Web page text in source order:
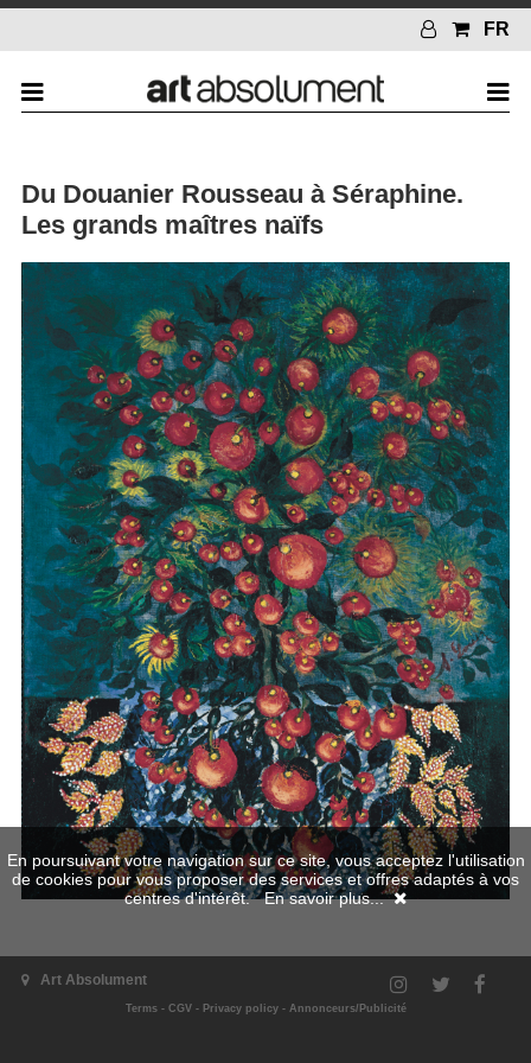
FR
Du Douanier Rousseau à Séraphine.
Les grands maîtres naïfs
The exhibition
Art Absolument
Terms- CGV- Privacy policy- Annonceurs/Publicité
En poursuivant votre navigation sur ce site, vous acceptez l'utilisation
de cookies pour vous proposer des services et offres adaptés à vos
centres d'intérêt.En savoir plus...